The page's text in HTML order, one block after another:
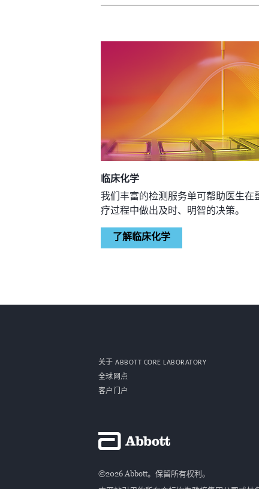
临床化学
我们丰富的检测服务单可帮助医生在
疗过程中做出及时、明智的决策。
了解临床化学
关于 ABBOTT CORE LABORATORY
全球网点
客户门户
©2026 Abbott。保留所有权利。